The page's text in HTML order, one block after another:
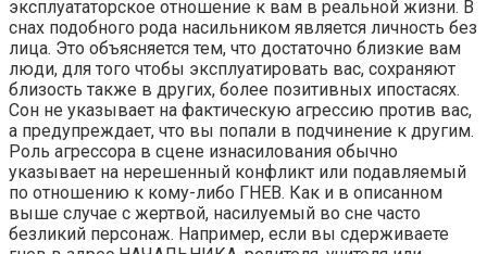
эксплуататорское отношение к вам в реальной жизни. В
снах подобного рода насильником является личность без
лица. Это объясняется тем, что достаточно близкие вам
люди, для того чтобы эксплуатировать вас, сохраняют
близость также в других, более позитивных ипостасях.
Сон не указывает на фактическую агрессию против вас,
а предупреждает, что вы попали в подчинение к другим.
Роль агрессора в сцене изнасилования обычно
указывает на нерешенный конфликт или подавляемый
по отношению к кому-либо ГНЕВ. Как и в описанном
выше случае с жертвой, насилуемый во сне часто
безликий персонаж. Например, если вы сдерживаете